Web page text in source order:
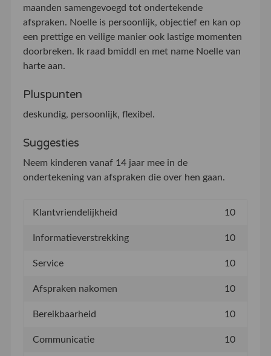
maanden samengevoegd tot ondertekende
afspraken. Noelle is persoonlijk, objectief en kan op
een prettige en veilige manier ook lastige momenten
doorbreken. Ik raad bmiddl en met name Noelle van
harte aan.
Pluspunten
deskundig, persoonlijk, flexibel.
Suggesties
Neem kinderen vanaf 14 jaar mee in de
ondertekening van afspraken die over hen gaan.
Klantvriendelijkheid 10
Informatieverstrekking 10
Service 10
Afspraken nakomen 10
Bereikbaarheid 10
Communicatie 10